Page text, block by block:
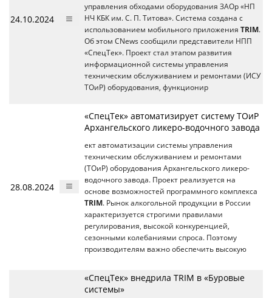
24.10.2024
управления обходами оборудования ЗАОр «НП
НЧ КБК им. С. П. Титова». Система создана с
использованием мобильного приложения TRIM.
Об этом CNews сообщили представители НПП
«СпецТек». Проект стал этапом развития
информационной системы управления
техническим обслуживанием и ремонтами (ИСУ
ТОиР) оборудования, функционир
28.08.2024
«СпецТек» автоматизирует систему ТОиР
Архангельского ликеро-водочного завода
ект автоматизации системы управления
техническим обслуживанием и ремонтами
(ТОиР) оборудования Архангельского ликеро-
водочного завода. Проект реализуется на
основе возможностей программного комплекса
TRIM. Рынок алкогольной продукции в России
характеризуется строгими правилами
регулирования, высокой конкуренцией,
сезонными колебаниями спроса. Поэтому
производителям важно обеспечить высокую
«СпецТек» внедрила TRIM в «Буровые
системы»